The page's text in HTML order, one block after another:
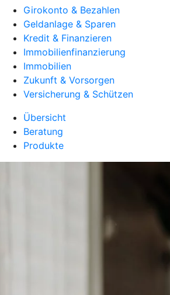
Girokonto & Bezahlen
Geldanlage & Sparen
Kredit & Finanzieren
Immobilienfinanzierung
Immobilien
Zukunft & Vorsorgen
Versicherung & Schützen
Übersicht
Beratung
Produkte